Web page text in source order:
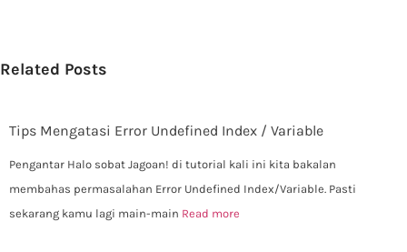
Related Posts
Tips Mengatasi Error Undefined Index / Variable
Pengantar Halo sobat Jagoan! di tutorial kali ini kita bakalan
membahas permasalahan Error Undefined Index/Variable. Pasti
sekarang kamu lagi main-main Read more